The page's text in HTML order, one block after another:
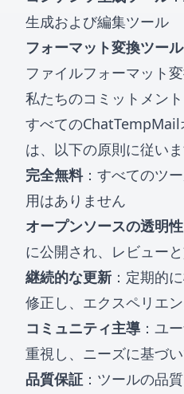
生成および編集ツール
フォーマット変換ツール
ファイルフォーマット
私たちのコミットメント
すべての
は、以下の原則に従いま
完全無料：すべてのツ
用はありません
オープンソースの透明性
に公開され、レビュー
継続的な更新 ：定期的
修正し、エクスペリエ
コミュニティ主導 ：ユ
重視し、ニーズに基づ
品質保証 ：ツールの品